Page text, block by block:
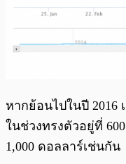
หากย้อนไปในปี 2016
ในช่วงทรงตัวอยู่ที่
1,000 ดอลลาร์เช่นกัน